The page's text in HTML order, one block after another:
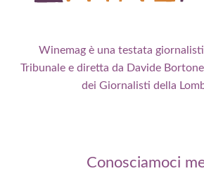
Winemag è una testata
Tribunale e diretta da Davide
dei Giornalisti della
Conosciamoci